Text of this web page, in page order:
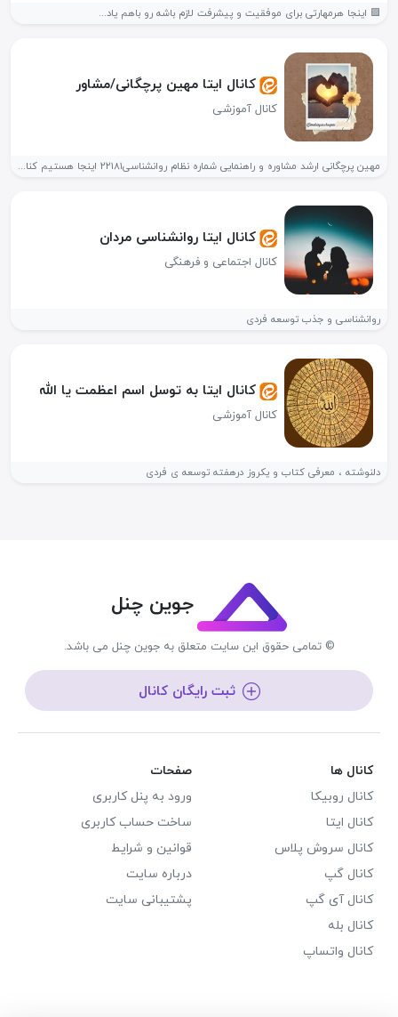
🟪 اینجا هر‌مهارتی برای موفقیت و پیشرفت لازم باشه رو باهم یاد...
کانال ایتا مهین پرچگانی/مشاور
کانال آموزشی
مهین پرچگانی ارشد مشاوره و راهنمایی شماره نظام روانشناسی۲۲۱۸۱ اینجا هستیم کنار...
کانال ایتا روانشناسی مردان
کانال اجتماعی و فرهنگی
روانشناسی و جذب توسعه فردی
کانال ایتا به توسل اسم اعظمت یا الله
کانال آموزشی
دلنوشته ، معرفی کتاب و یکروز درهفته توسعه ی فردی
جوین چنل
© تمامی حقوق این سایت متعلق به جوین چنل می باشد.
ثبت رایگان کانال
کانال ها
کانال روبیکا
کانال ایتا
کانال سروش پلاس
کانال گپ
کانال آی گپ
کانال بله
کانال واتساپ
صفحات
ورود به پنل کاربری
ساخت حساب کاربری
قوانین و شرایط
درباره سایت
پشتیبانی سایت